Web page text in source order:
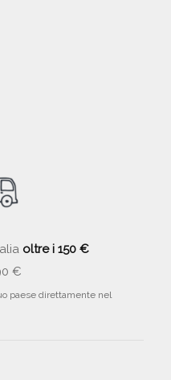
oltre i 150 €
€
paese direttamente nel